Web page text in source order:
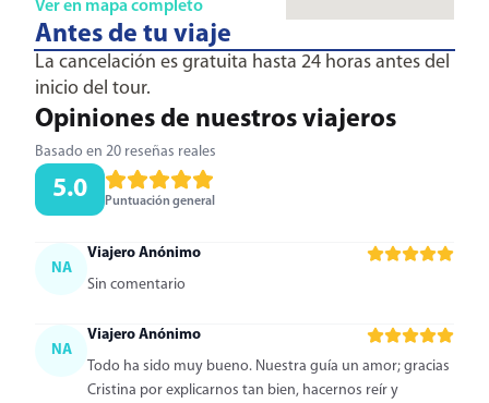
Ver en mapa completo
Antes de tu viaje
La cancelación es gratuita hasta 24 horas antes del
inicio del tour.
Opiniones de nuestros viajeros
Basado en 20 reseñas reales
5.0 Puntuación general
NA
Viajero Anónimo
Sin comentario
NA
Viajero Anónimo
Todo ha sido muy bueno. Nuestra guía un amor; gracias
Cristina por explicarnos tan bien, hacernos reír y